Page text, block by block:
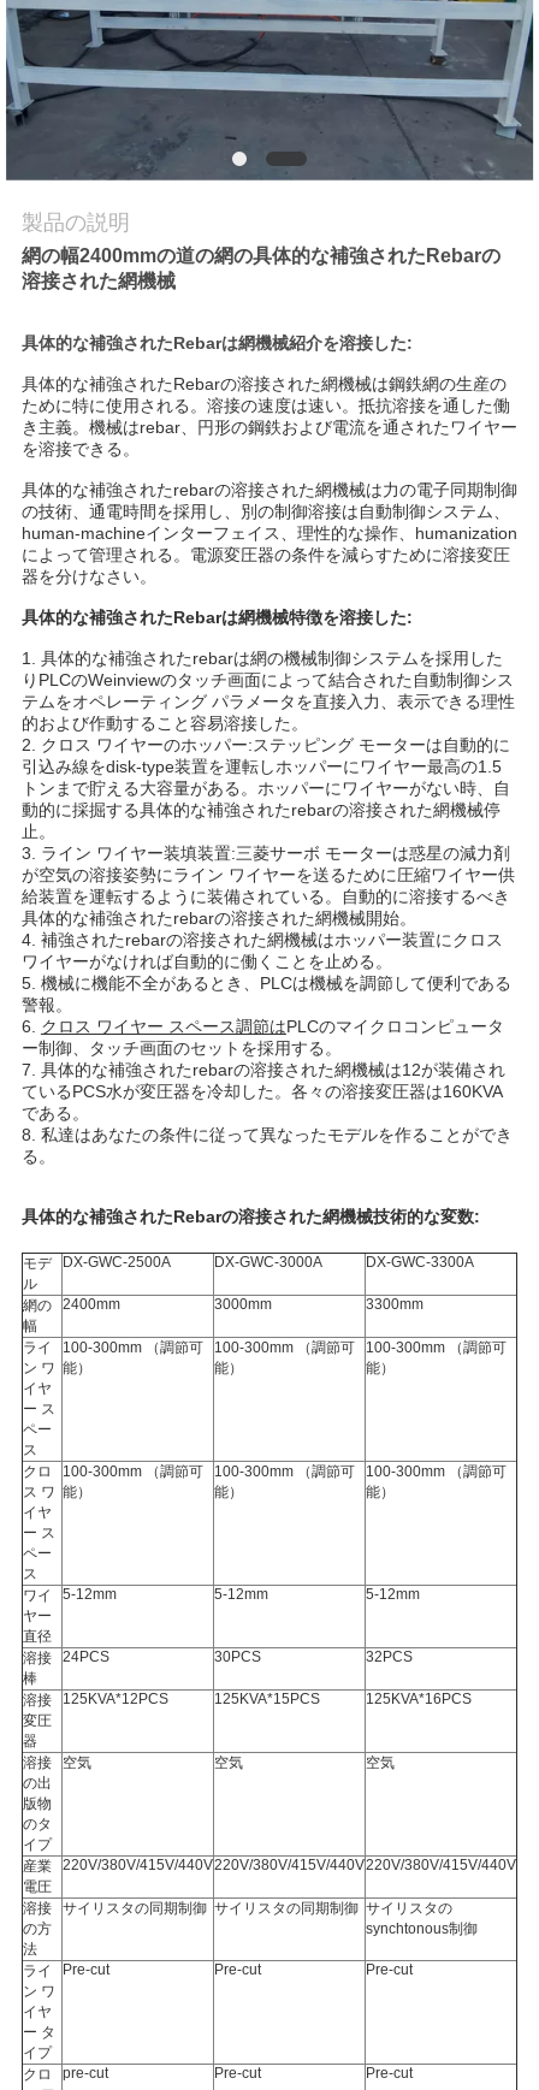
質
管
理
私
達
に
連
絡
し
な
さ
い
引
用
を
要
求
し
な
さ
い
地
PRIVACY
POLICY
製品の説明
網の幅2400mmの道の網の具体的な補強されたRebarの
溶接された網機械
具体的な補強されたRebarは網機械紹介を溶接した:
具体的な補強されたRebarの溶接された網機械は鋼鉄網の生産の
ために特に使用される。溶接の速度は速い。抵抗溶接を通した働
き主義。機械はrebar、円形の鋼鉄および電流を通されたワイヤー
を溶接できる。
具体的な補強されたrebarの溶接された網機械は力の電子同期制御
の技術、通電時間を採用し、別の制御溶接は自動制御システム、
human-machineインターフェイス、理性的な操作、humanization
によって管理される。電源変圧器の条件を減らすために溶接変圧
器を分けなさい。
具体的な補強されたRebarは網機械特徴を溶接した:
1. 具体的な補強されたrebarは網の機械制御システムを採用した
りPLCのWeinviewのタッチ画面によって結合された自動制御シス
テムをオペレーティング パラメータを直接入力、表示できる理性
的および作動すること容易溶接した。
2. クロス ワイヤーのホッパー:ステッピング モーターは自動的に
引込み線をdisk-type装置を運転しホッパーにワイヤー最高の1.5
トンまで貯える大容量がある。ホッパーにワイヤーがない時、自
動的に採掘する具体的な補強されたrebarの溶接された網機械停
止。
3. ライン ワイヤー装填装置:三菱サーボ モーターは惑星の減力剤
が空気の溶接姿勢にライン ワイヤーを送るために圧縮ワイヤー供
給装置を運転するように装備されている。自動的に溶接するべき
具体的な補強されたrebarの溶接された網機械開始。
4. 補強されたrebarの溶接された網機械はホッパー装置にクロス
ワイヤーがなければ自動的に働くことを止める。
5. 機械に機能不全があるとき、PLCは機械を調節して便利である
警報。
6. クロス ワイヤー スペース調節はPLCのマイクロコンピュータ
ー制御、タッチ画面のセットを採用する。
7. 具体的な補強されたrebarの溶接された網機械は12が装備され
ているPCS水が変圧器を冷却した。各々の溶接変圧器は160KVA
である。
8. 私達はあなたの条件に従って異なったモデルを作ることができ
る。
具体的な補強されたRebarの溶接された網機械技術的な変数:
モデ
ル
DX-GWC-2500A DX-GWC-3000A DX-GWC-3300A
網の
幅
2400mm 3000mm 3300mm
ライ
ン ワ
イヤ
ー ス
ペー
ス
100-300mm （調節可
能）
100-300mm （調節可
能）
100-300mm （調節可
能）
クロ
ス ワ
イヤ
ー ス
ペー
ス
100-300mm （調節可
能）
100-300mm （調節可
能）
100-300mm （調節可
能）
ワイ
ヤー
直径
5-12mm 5-12mm 5-12mm
溶接
棒
24PCS 30PCS 32PCS
溶接
変圧
器
125KVA*12PCS 125KVA*15PCS 125KVA*16PCS
溶接
の出
版物
のタ
イプ
空気 空気 空気
産業
電圧
220V/380V/415V/440V220V/380V/415V/440V220V/380V/415V/440V
溶接
の方
法
サイリスタの同期制御 サイリスタの同期制御 サイリスタの
synchtonous制御
ライ
ン ワ
イヤ
ー タ
イプ
Pre-cut Pre-cut Pre-cut
クロ
pre-cut Pre-cut Pre-cut